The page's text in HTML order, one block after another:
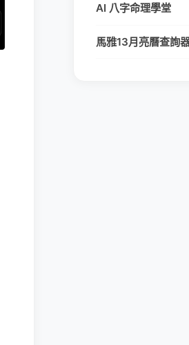
AI 八字命理學堂
馬雅13月亮曆查詢